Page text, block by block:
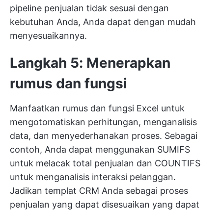
pipeline penjualan tidak sesuai dengan
kebutuhan Anda, Anda dapat dengan mudah
menyesuaikannya.
Langkah 5: Menerapkan
rumus dan fungsi
Manfaatkan rumus dan fungsi Excel untuk
mengotomatiskan perhitungan, menganalisis
data, dan menyederhanakan proses. Sebagai
contoh, Anda dapat menggunakan SUMIFS
untuk melacak total penjualan dan COUNTIFS
untuk menganalisis interaksi pelanggan.
Jadikan templat CRM Anda sebagai proses
penjualan yang dapat disesuaikan yang dapat